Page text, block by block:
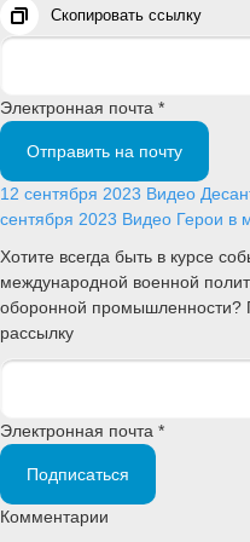
Скопировать ссылку
Электронная почта *
Отправить на почту
12 сентября 2023 Видео
сентября 2023 Видео Герои в
Хотите всегда быть в курсе
международной военной
оборонной промышленности?
рассылку
Электронная почта *
Подписаться
Комментарии